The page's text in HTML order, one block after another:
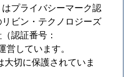
プライバシーマーク認
ビン・テクノロジーズ
認証番号：
営しています。
切に保護されていま